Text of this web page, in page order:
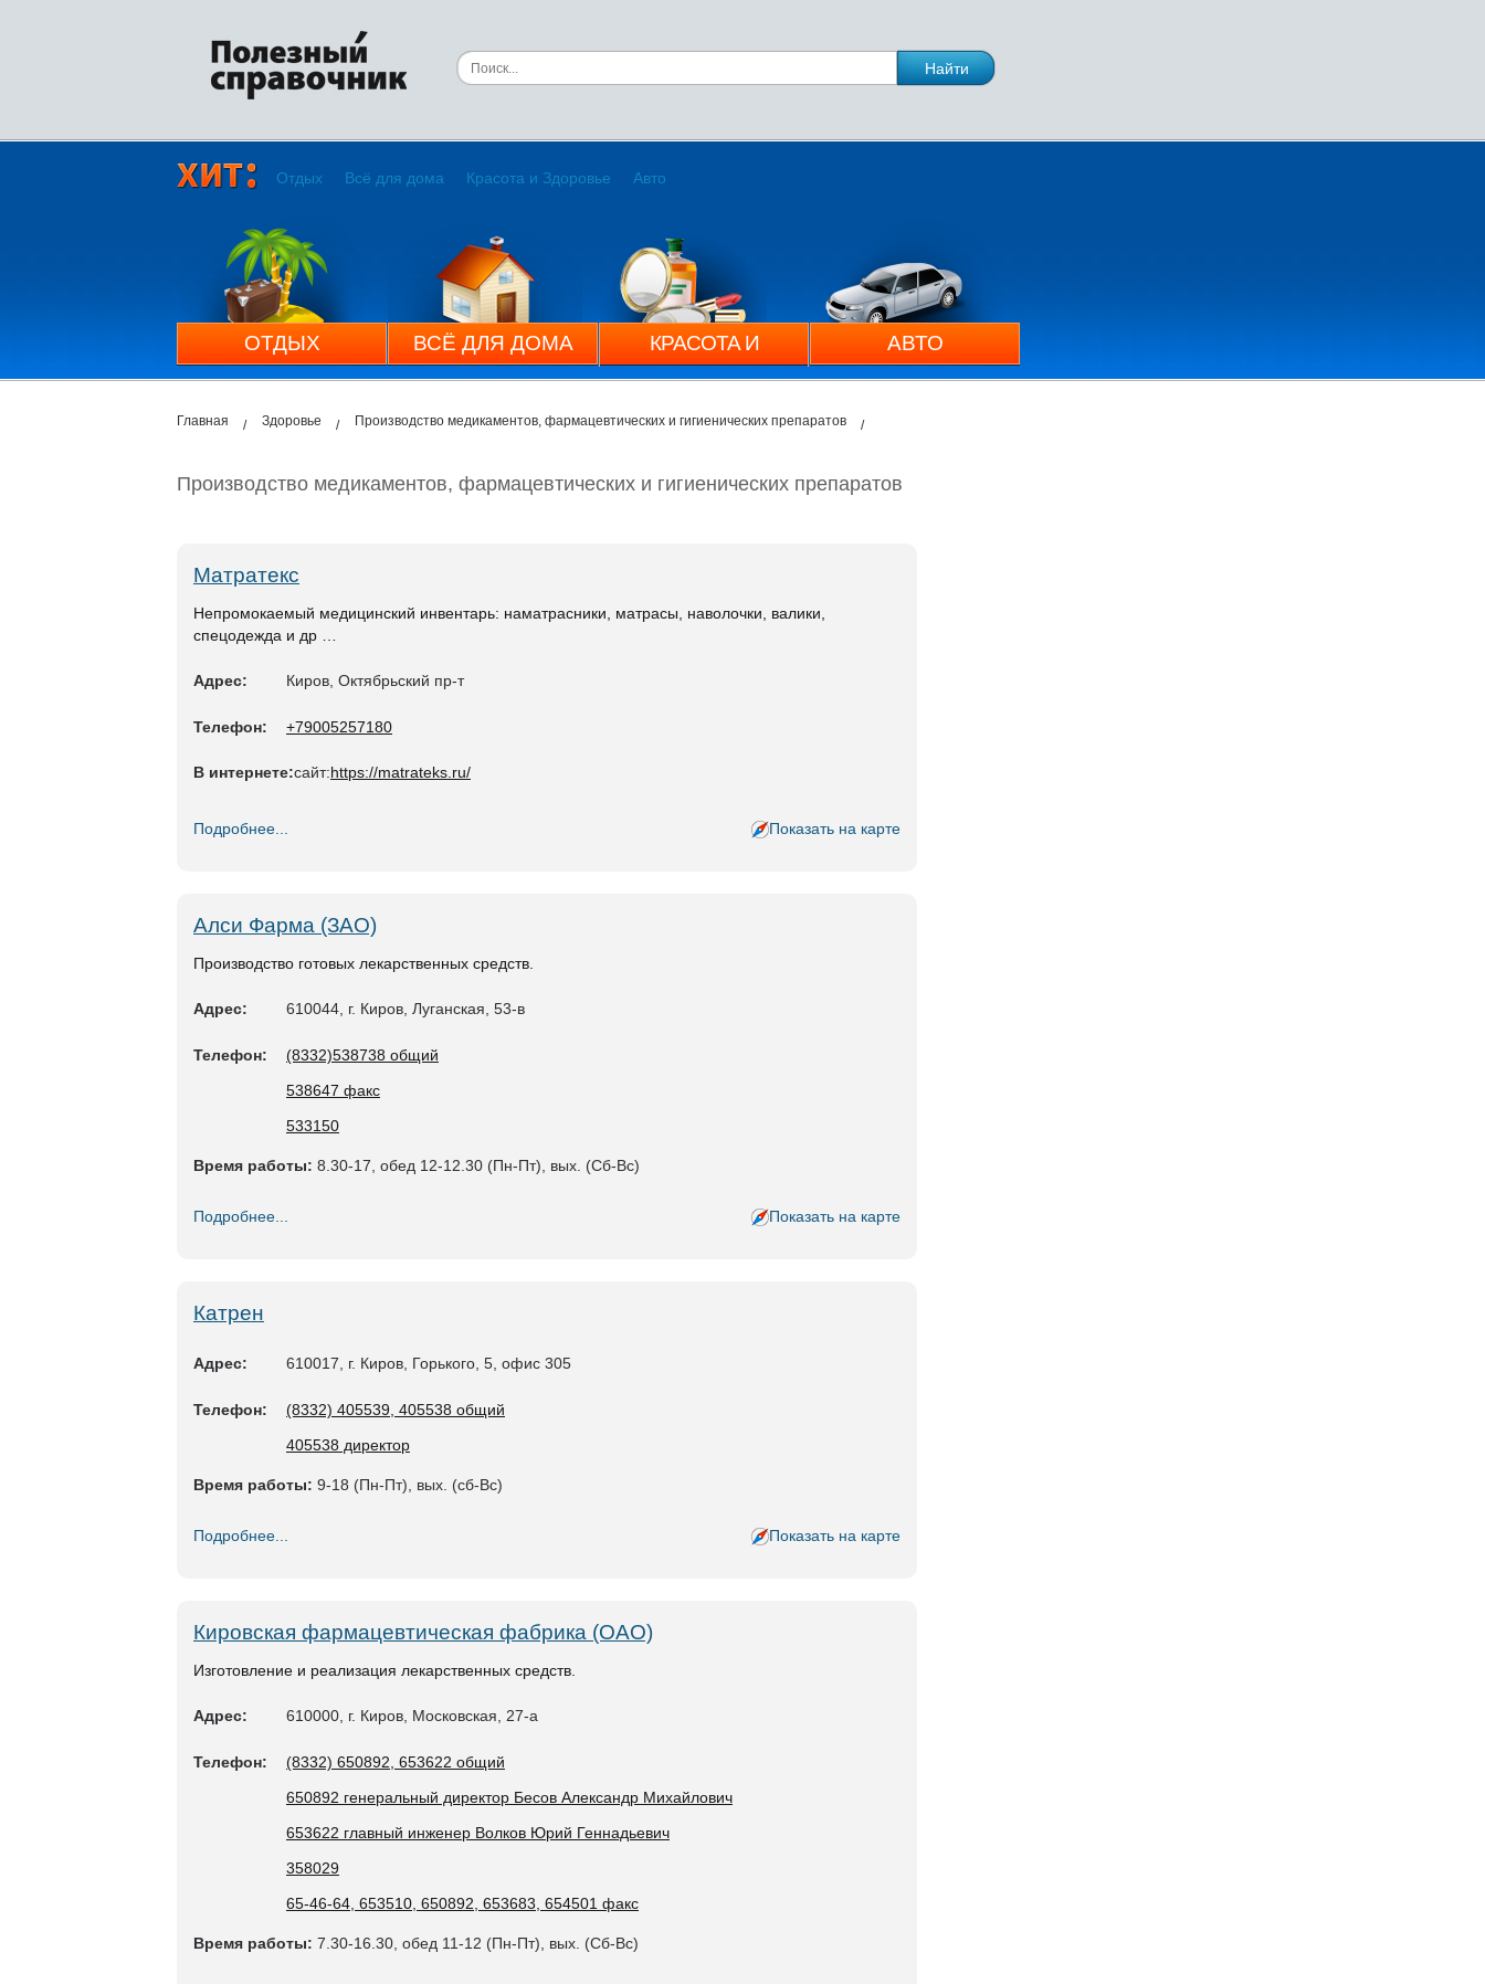
Отдых Всё для дома Красота и Здоровье Авто
ОТДЫХ ВСЁ ДЛЯ ДОМА
КРАСОТА И
ЗДОРОВЬЕ
АВТО
Главная Здоровье Производство медикаментов, фармацевтических и гигиенических препаратов
Производство медикаментов, фармацевтических и гигиенических препаратов
Матратекс
Непромокаемый медицинский инвентарь: наматрасники, матрасы, наволочки, валики,
спецодежда и др …
Адрес: Киров, Октябрьский пр-т
Телефон: +79005257180
В интернете:сайт:https://matrateks.ru/
Подробнее... Показать на карте
Алси Фарма (ЗАО)
Производство готовых лекарственных средств.
Адрес: 610044, г. Киров, Луганская, 53-в
Телефон:
(8332)538738 общий
538647 факс
533150
Время работы: 8.30-17, обед 12-12.30 (Пн-Пт), вых. (Сб-Вс)
Подробнее... Показать на карте
Катрен
Адрес: 610017, г. Киров, Горького, 5, офис 305
Телефон:
(8332) 405539, 405538 общий
405538 директор
Время работы: 9-18 (Пн-Пт), вых. (сб-Вс)
Подробнее... Показать на карте
Кировская фармацевтическая фабрика (ОАО)
Изготовление и реализация лекарственных средств.
Адрес: 610000, г. Киров, Московская, 27-а
Телефон:
(8332) 650892, 653622 общий
650892 генеральный директор Бесов Александр Михайлович
653622 главный инженер Волков Юрий Геннадьевич
358029
65-46-64, 653510, 650892, 653683, 654501 факс
Время работы: 7.30-16.30, обед 11-12 (Пн-Пт), вых. (Сб-Вс)